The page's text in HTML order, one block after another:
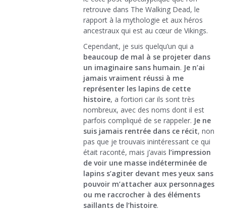
retrouve dans The Walking Dead, le
rapport à la mythologie et aux héros
ancestraux qui est au cœur de Vikings.
Cependant, je suis quelqu’un qui a
beaucoup de mal à se projeter dans
un imaginaire sans humain. Je n’ai
jamais vraiment réussi à me
représenter les lapins de cette
histoire, a fortiori car ils sont très
nombreux, avec des noms dont il est
parfois compliqué de se rappeler. Je ne
suis jamais rentrée dans ce récit, non
pas que je trouvais inintéressant ce qui
était raconté, mais j’avais l’impression
de voir une masse indéterminée de
lapins s’agiter devant mes yeux sans
pouvoir m’attacher aux personnages
ou me raccrocher à des éléments
saillants de l’histoire.